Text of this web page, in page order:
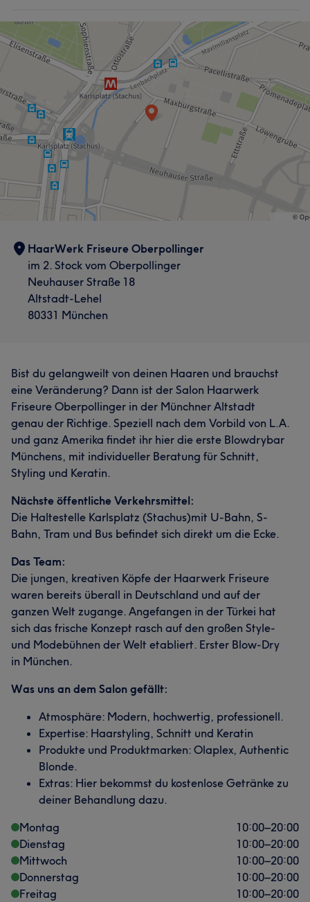
HaarWerk Friseure Oberpollinger
im 2. Stock vom Oberpollinger
Neuhauser Straße 18
Altstadt-Lehel
80331 München
Bist du gelangweilt von deinen Haaren und brauchst
eine Veränderung? Dann ist der Salon Haarwerk
Friseure Oberpollinger in der Münchner Altstadt
genau der Richtige. Speziell nach dem Vorbild von L.A.
und ganz Amerika findet ihr hier die erste Blowdrybar
Münchens, mit individueller Beratung für Schnitt,
Styling und Keratin.
Nächste öffentliche Verkehrsmittel:
Die Haltestelle Karlsplatz (Stachus)mit U-Bahn, S-
Bahn, Tram und Bus befindet sich direkt um die Ecke.
Das Team:
Die jungen, kreativen Köpfe der Haarwerk Friseure
waren bereits überall in Deutschland und auf der
ganzen Welt zugange. Angefangen in der Türkei hat
sich das frische Konzept rasch auf den großen Style-
und Modebühnen der Welt etabliert. Erster Blow-Dry
in München.
Was uns an dem Salon gefällt:
Atmosphäre: Modern, hochwertig, professionell.
Expertise: Haarstyling, Schnitt und Keratin
Produkte und Produktmarken: Olaplex, Authentic
Blonde.
Extras: Hier bekommst du kostenlose Getränke zu
deiner Behandlung dazu.
Montag
10:00–20:00
Dienstag
10:00–20:00
Mittwoch
10:00–20:00
Donnerstag
10:00–20:00
Freitag
10:00–20:00